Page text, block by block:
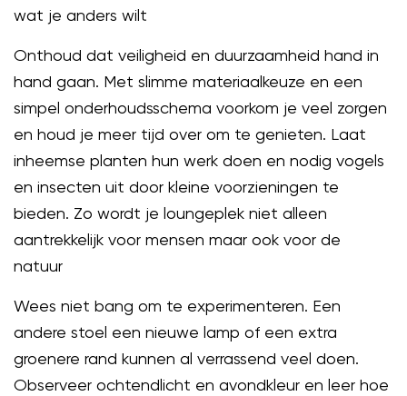
wat je anders wilt
Onthoud dat veiligheid en duurzaamheid hand in
hand gaan. Met slimme materiaalkeuze en een
simpel onderhoudsschema voorkom je veel zorgen
en houd je meer tijd over om te genieten. Laat
inheemse planten hun werk doen en nodig vogels
en insecten uit door kleine voorzieningen te
bieden. Zo wordt je loungeplek niet alleen
aantrekkelijk voor mensen maar ook voor de
natuur
Wees niet bang om te experimenteren. Een
andere stoel een nieuwe lamp of een extra
groenere rand kunnen al verrassend veel doen.
Observeer ochtendlicht en avondkleur en leer hoe